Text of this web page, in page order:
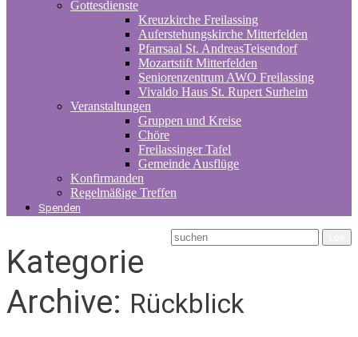
Gottesdienste
Kreuzkirche Freilassing
Auferstehungskirche Mitterfelden
Pfarrsaal St. AndreasTeisendorf
Mozartstift Mitterfelden
Seniorenzentrum AWO Freilassing
Vivaldo Haus St. Rupert Surheim
Veranstaltungen
Gruppen und Kreise
Chöre
Freilassinger Tafel
Gemeinde Ausflüge
Konfirmanden
Regelmäßige Treffen
Spenden
Kategorie
Archive: Rückblick